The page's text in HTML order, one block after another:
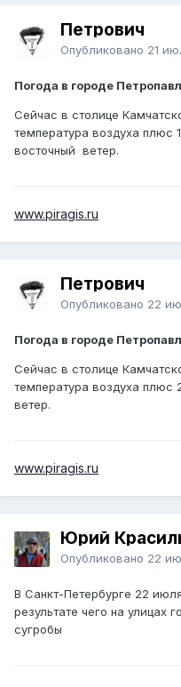
Петрович
Опубликовано 21
Погода в городе
Сейчас в столице
температура воздуха плюс
восточный ветер.
www.piragis.ru
Петрович
Опубликовано 22
Погода в городе
Сейчас в столице
температура воздуха плюс
ветер.
www.piragis.ru
Юрий
Опубликовано 22
В Санкт-Петербурге 22
результате чего на улицах
сугробы